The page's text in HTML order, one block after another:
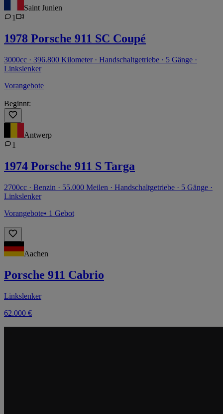
Saint Junien
1
1978 Porsche 911 SC Coupé
3000cc · 396.800 Kilometer · Handschaltgetriebe · 5 Gänge ·
Linkslenker
Vorangebote
Beginnt:
Antwerp
1
1974 Porsche 911 S Targa
2700cc · Benzin · 55.000 Meilen · Handschaltgetriebe · 5 Gänge ·
Linkslenker
Vorangebote• 1 Gebot
Aachen
Porsche 911 Cabrio
Linkslenker
62.000 €